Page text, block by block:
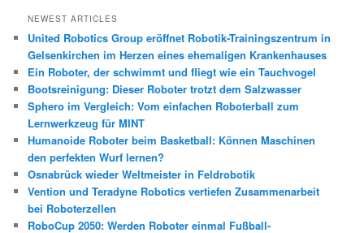
h
n
NEWEST ARTICLES
United Robotics Group eröffnet Robotik-Trainingszentrum in
Gelsenkirchen im Herzen eines ehemaligen Krankenhauses
Ein Roboter, der schwimmt und fliegt wie ein Tauchvogel
Bootsreinigung: Dieser Roboter trotzt dem Salzwasser
Sphero im Vergleich: Vom einfachen Roboterball zum
Lernwerkzeug für MINT
Humanoide Roboter beim Basketball: Können Maschinen
den perfekten Wurf lernen?
Osnabrück wieder Weltmeister in Feldrobotik
Vention und Teradyne Robotics vertiefen Zusammenarbeit
bei Roboterzellen
RoboCup 2050: Werden Roboter einmal Fußball-